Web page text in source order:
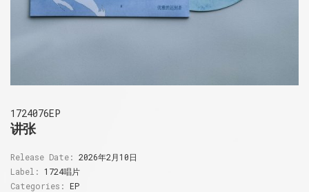
1724076EP
讲张
Release Date: 2026年2月10日
Label:
1724唱片
Categories: EP